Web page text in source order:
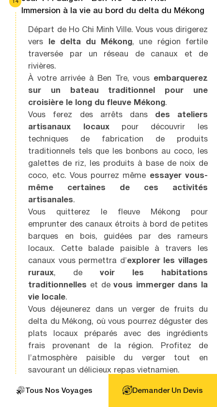
Tous Nos Voyages Demander Un Devis
Immersion à la vie au bord du delta du Mékong
Départ de Ho Chi Minh Ville. Vous vous dirigerez
vers le delta du Mékong, une région fertile
traversée par un réseau de canaux et de
rivières.
À votre arrivée à Ben Tre, vous embarquerez
sur un bateau traditionnel pour une
croisière le long du fleuve Mékong.
Vous ferez des arrêts dans des ateliers
artisanaux locauxpour découvrir les
techniques de fabrication de produits
traditionnels tels que les bonbons au coco, les
galettes de riz, les produits à base de noix de
coco, etc. Vous pourrez même essayer vous-
même certaines de ces activités
artisanales.
Vous quitterez le fleuve Mékong pour
emprunter des canaux étroits à bord de petites
barques en bois, guidées par des rameurs
locaux. Cette balade paisible à travers les
canaux vous permettra d’explorer les villages
ruraux, devoir les habitations
traditionnelles et devous immerger dans la
vie locale.
Vous déjeunerez dans un verger de fruits du
delta du Mékong, où vous pourrez déguster des
plats locaux préparés avec des ingrédients
frais provenant de la région. Profitez de
l’atmosphère paisible du verger tout en
savourant un délicieux repas vietnamien.
vous serez transferré àCan Thoen fin